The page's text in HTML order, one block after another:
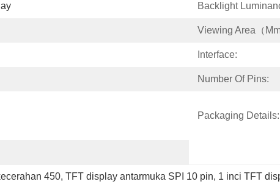
Backlight
Viewing Area（
Interface:
Number Of Pins:
Packaging Details:
450, TFT display antarmuka SPI 10 pin, 1 inci TFT